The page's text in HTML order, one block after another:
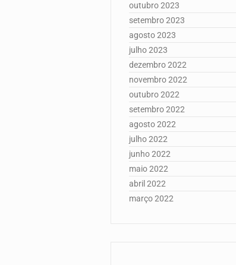
outubro 2023
setembro 2023
agosto 2023
julho 2023
dezembro 2022
novembro 2022
outubro 2022
setembro 2022
agosto 2022
julho 2022
junho 2022
maio 2022
abril 2022
março 2022